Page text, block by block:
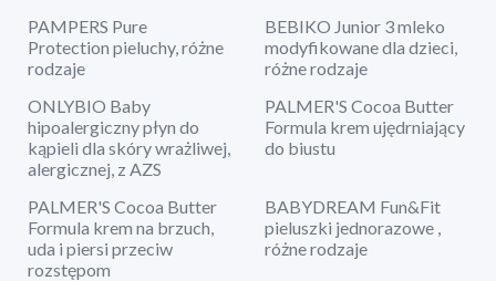
PAMPERS Pure
Protection pieluchy, różne
rodzaje
BEBIKO Junior 3 mleko
modyfikowane dla dzieci,
różne rodzaje
ONLYBIO Baby
hipoalergiczny płyn do
kąpieli dla skóry wrażliwej,
alergicznej, z AZS
PALMER'S Cocoa Butter
Formula krem ujędrniający
do biustu
PALMER'S Cocoa Butter
Formula krem na brzuch,
uda i piersi przeciw
rozstępom
BABYDREAM Fun&Fit
pieluszki jednorazowe ,
różne rodzaje